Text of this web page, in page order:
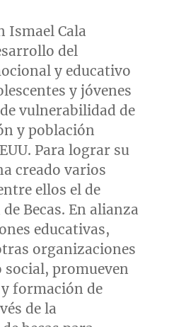
Ismael Cala
del
y educativo
y jóvenes
vulnerabilidad de
y población
Para lograr su
creado varios
ellos el de
Becas. En alianza
educativas,
organizaciones
social, promueven
formación de
de la